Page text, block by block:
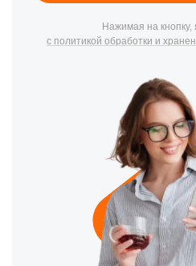
вызывать проблемы с
Способы предотвращения
Регулярная чистка-
вентиляционных отверстий.
Использование
от резких скачков
Избегайте механических
монитор в безопасном
ударов и падений.
Регулярный осмотр-
признаки неисправности и
специалистам.
Нажимая на кнопку,
с политикой обработки и